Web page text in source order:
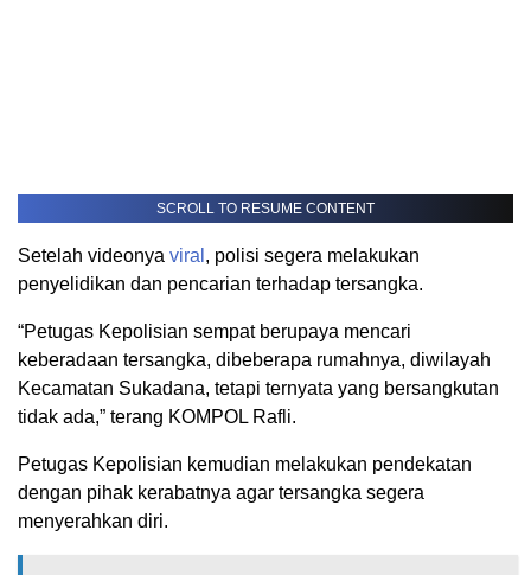
SCROLL TO RESUME CONTENT
Setelah videonya viral , polisi segera melakukan
penyelidikan dan pencarian terhadap tersangka.
“Petugas Kepolisian sempat berupaya mencari
keberadaan tersangka, dibeberapa rumahnya, diwilayah
Kecamatan Sukadana, tetapi ternyata yang bersangkutan
tidak ada,” terang KOMPOL Rafli.
Petugas Kepolisian kemudian melakukan pendekatan
dengan pihak kerabatnya agar tersangka segera
menyerahkan diri.